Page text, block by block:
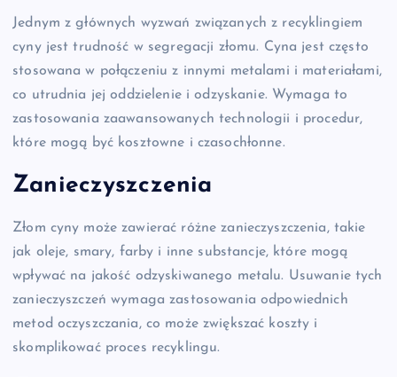
Jednym z głównych wyzwań związanych z recyklingiem
cyny jest trudność w segregacji złomu. Cyna jest często
stosowana w połączeniu z innymi metalami i materiałami,
co utrudnia jej oddzielenie i odzyskanie. Wymaga to
zastosowania zaawansowanych technologii i procedur,
które mogą być kosztowne i czasochłonne.
Zanieczyszczenia
Złom cyny może zawierać różne zanieczyszczenia, takie
jak oleje, smary, farby i inne substancje, które mogą
wpływać na jakość odzyskiwanego metalu. Usuwanie tych
zanieczyszczeń wymaga zastosowania odpowiednich
metod oczyszczania, co może zwiększać koszty i
skomplikować proces recyklingu.